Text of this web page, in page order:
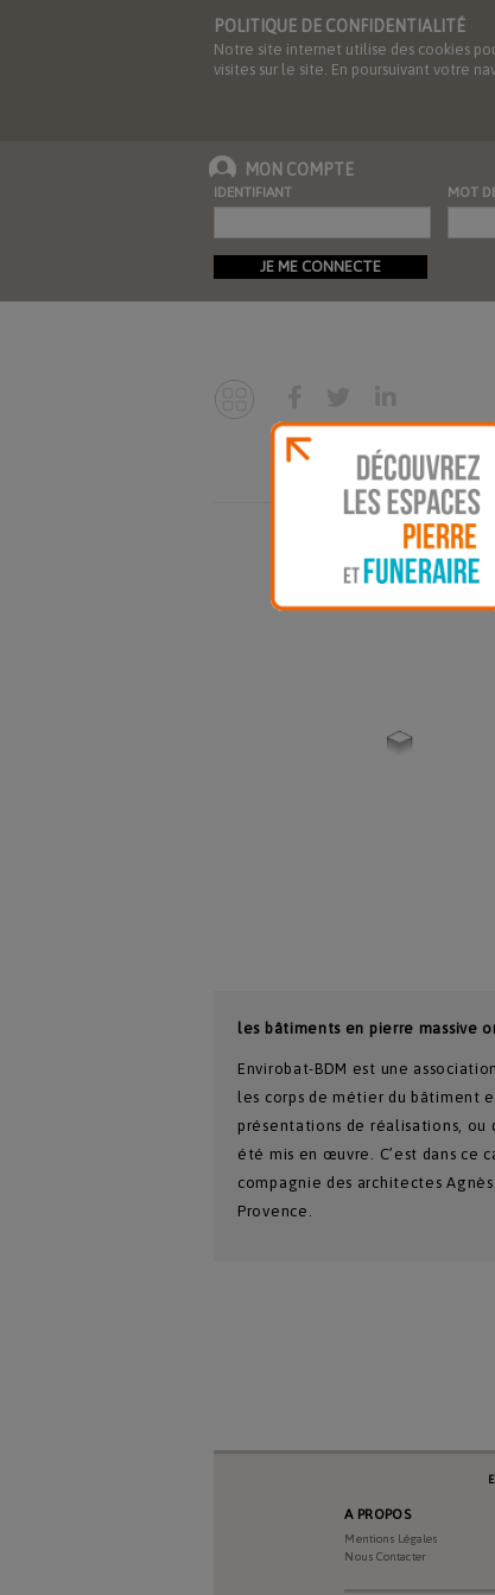
POLITIQUE DE CONFIDENTIALITÉ
Notre site internet utilise des cookies
visites sur le site. En poursuivant votre
MON COMPTE
IDENTIFIANT MOT
JE ME CONNECTE
les bâtiments en pierre massive
Envirobat-BDM est une
les corps de métier du bâtiment
présentations de réalisations,
été mis en œuvre. C’est dans ce
compagnie des architectes
Provence.
Type De Produit
Genre Du Produit
A PROPOS
Mentions Légales
Nous Contacter